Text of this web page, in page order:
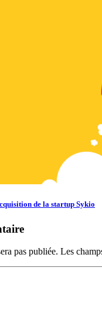
de la startup Sykio
pas publiée. Les